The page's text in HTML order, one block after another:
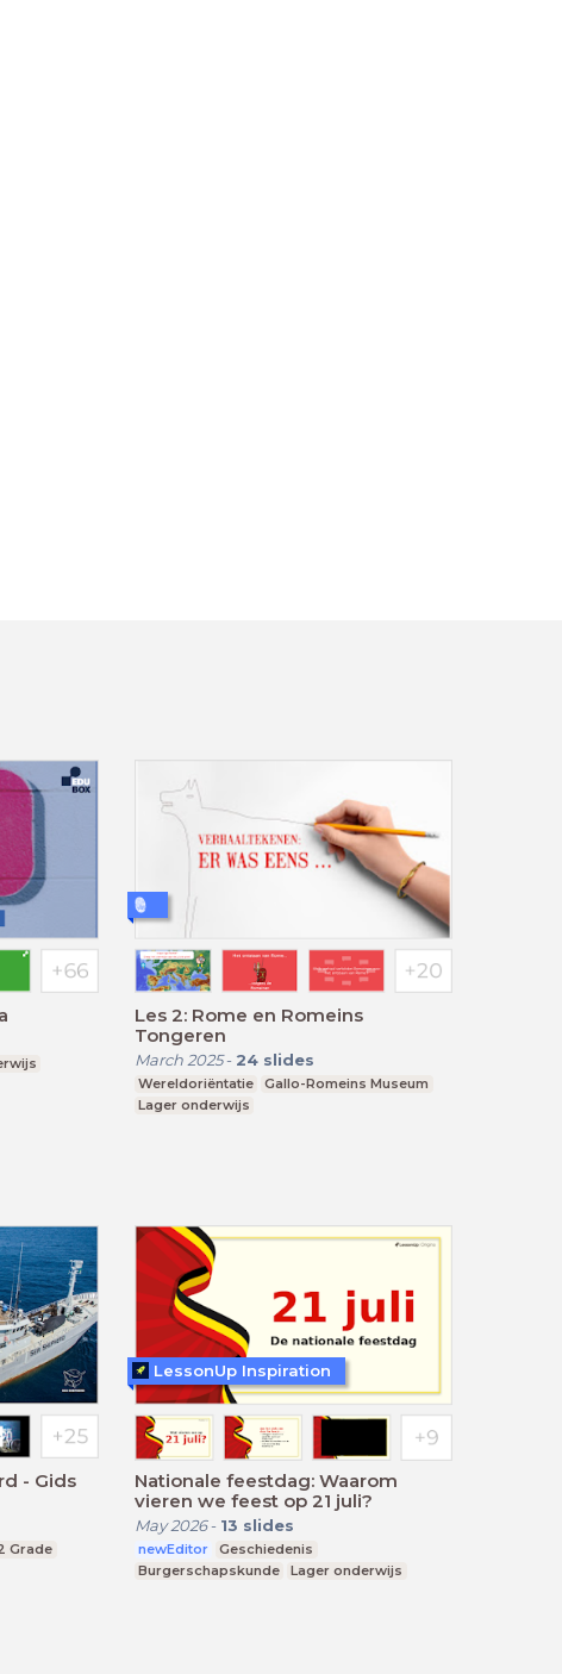
Les 2: Rome en Romeins
Tongeren
March 2025- 24 slides
Wereldoriëntatie
Gallo-Romeins Museum
Lager onderwijs
- Gids
Grade
Nationale feestdag: Waarom
vieren we feest op 21 juli?
May 2026- 13 slides
newEditor
Geschiedenis
Burgerschapskunde
Lager onderwijs
LessonUp Inspiration